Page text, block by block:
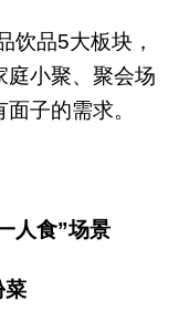
饮品5大板块，
庭小聚、聚会场
子的需求。
人食”场景
菜